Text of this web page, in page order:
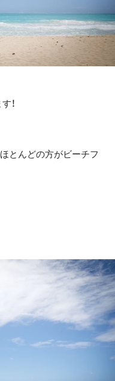
！
とんどの方がビーチフ